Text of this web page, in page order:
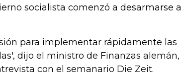
socialista comenzó a desarmarse a
para implementar rápidamente las
dijo el ministro de Finanzas alemán,
con el semanario Die Zeit.